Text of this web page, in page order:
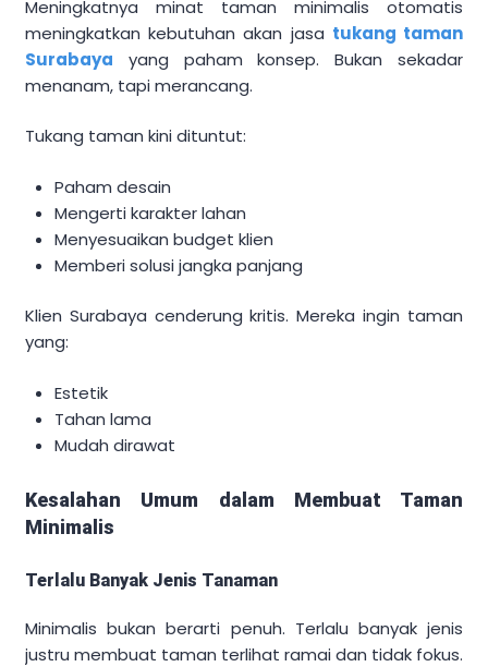
Meningkatnya minat taman minimalis otomatis
meningkatkan kebutuhan akan jasa tukang taman
Surabaya
yang paham konsep. Bukan sekadar
menanam, tapi merancang.
Tukang taman kini dituntut:
Paham desain
Mengerti karakter lahan
Menyesuaikan budget klien
Memberi solusi jangka panjang
Klien Surabaya cenderung kritis. Mereka ingin taman
yang:
Estetik
Tahan lama
Mudah dirawat
Kesalahan Umum dalam Membuat Taman
Minimalis
Terlalu Banyak Jenis Tanaman
Minimalis bukan berarti penuh. Terlalu banyak jenis
justru membuat taman terlihat ramai dan tidak fokus.